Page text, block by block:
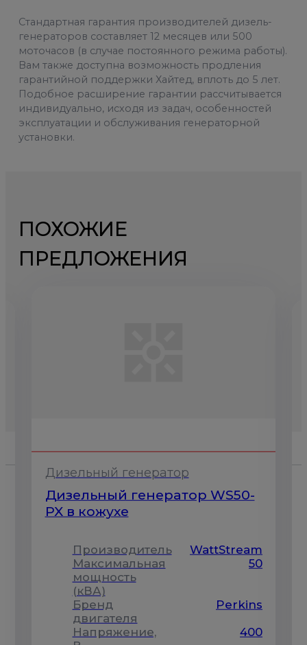
Стандартная гарантия производителей дизель-
генераторов составляет 12 месяцев или 500
моточасов (в случае постоянного режима работы).
Вам также доступна возможность продления
гарантийной поддержки Хайтед, вплоть до 5 лет.
Подобное расширение гарантии рассчитывается
индивидуально, исходя из задач, особенностей
эксплуатации и обслуживания генераторной
установки.
ПОХОЖИЕ
ПРЕДЛОЖЕНИЯ
Дизельный генератор
Дизельный генератор WS50-
PX в кожухе
Производитель
WattStream
Максимальная
мощность
(кВА)
50
Бренд
двигателя
Perkins
Напряжение,
400